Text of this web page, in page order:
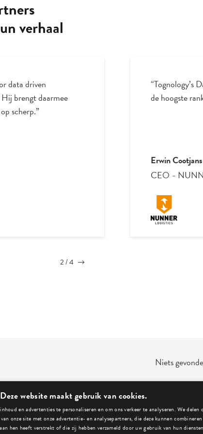
verhaal
data driven
brengt daarmee
scherp.”
“Tognology’s
de hoogste
Erwin Cootjans
CEO -
3/4
Niets
Deze website maakt gebruik van cookies.
en advertenties te personaliseren en om ons verkeer te analyseren. We delen
onze site met onze advertentie- en analysepartners, die deze kunnen
hen heeft verstrekt of die zij hebben verzameld door uw gebruik van hun